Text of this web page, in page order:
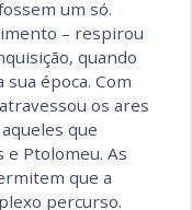
um só.
– respirou
quando
época. Com
os ares
que
Ptolomeu. As
que a
percurso.